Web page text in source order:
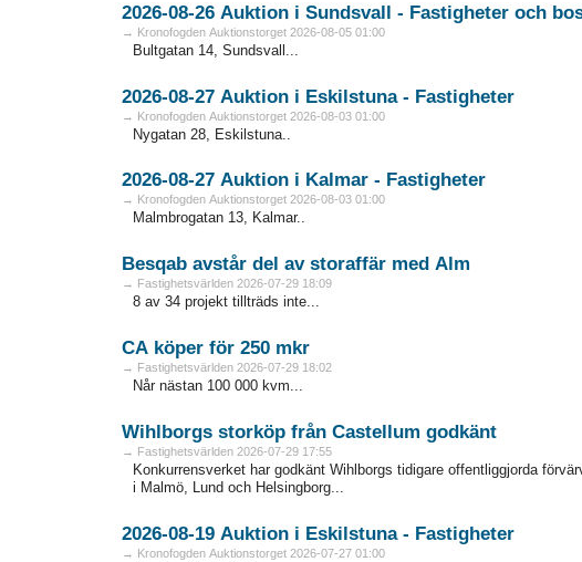
2026-08-26 Auktion i
→ Kronofogden Auktionstorget 2026-08-05 01:00
Bultgatan 14, Sundsvall...
2026-08-27 Auktion i Eskilstuna - Fastigheter
→ Kronofogden Auktionstorget 2026-08-03 01:00
Nygatan 28, Eskilstuna..
2026-08-27 Auktion i Kalmar - Fastigheter
→ Kronofogden Auktionstorget 2026-08-03 01:00
Malmbrogatan 13, Kalmar..
Besqab avstår del av storaffär med Alm
→ Fastighetsvärlden 2026-07-29 18:09
8 av 34 projekt tillträds inte...
CA köper för 250 mkr
→ Fastighetsvärlden 2026-07-29 18:02
Når nästan 100 000 kvm...
Wihlborgs storköp från Castellum godkänt
→ Fastighetsvärlden 2026-07-29 17:55
Konkurrensverket har godkänt Wihlborgs tidigare offentliggjorda
i Malmö, Lund och Helsingborg...
2026-08-19 Auktion i Eskilstuna - Fastigheter
→ Kronofogden Auktionstorget 2026-07-27 01:00